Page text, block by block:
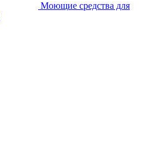
Моющие средства для